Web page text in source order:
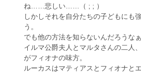
ね……悲しい……（ ; ; ）
しかしそれを自分たちの子どもにも
う。
でも他の方法を知らないんだろうな
イルマ公爵夫人とマルタさんの二人
がフィオナの味方。
ルーカスはマティアスとフィオナと